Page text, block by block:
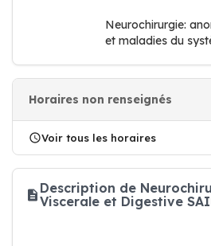
Neurochirurgie:
et maladies du
Horaires non renseignés
Voir tous les horaires
Description de
Viscerale et Digestive